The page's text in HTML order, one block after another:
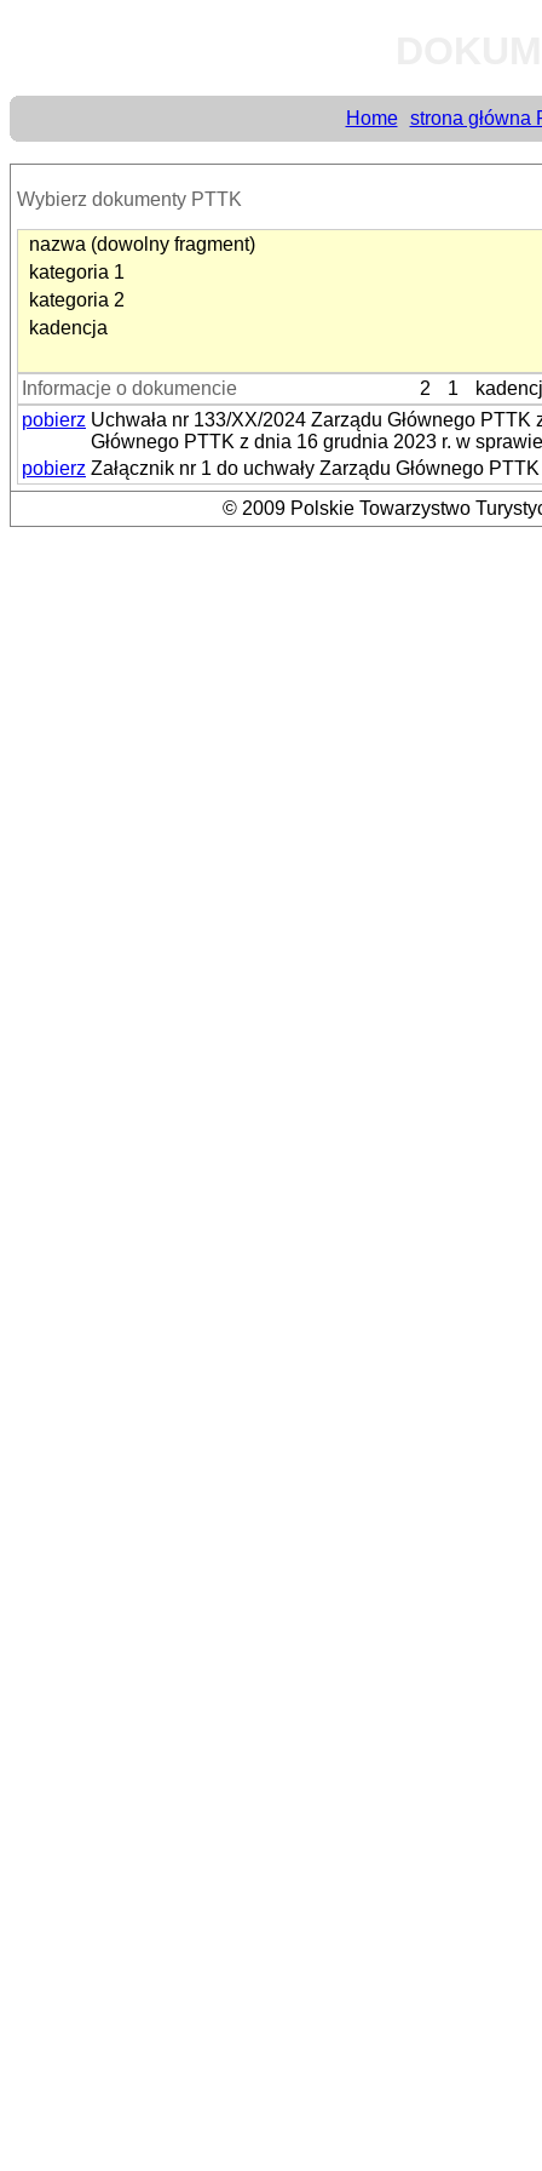
Home strona główna
Wybierz dokumenty PTTK
nazwa (dowolny fragment)
kategoria 1
kategoria 2
kadencja
Informacje o dokumencie 2 1
pobierz Uchwała nr 133/XX/2024 Zarządu Głównego
Głównego PTTK z dnia 16 grudnia 2023 r. w
pobierz Załącznik nr 1 do uchwały Zarządu Głównego
© 2009 Polskie Towarzystwo